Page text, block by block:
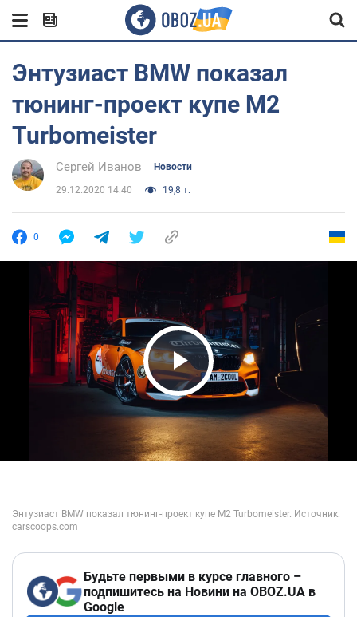
Энтузиаст BMW показал
тюнинг-проект купе М2
Turbomeister
Сергей Иванов Новости
29.12.2020 14:40 19,8 т.
0
Play Video
Будьте первыми в курсе главного –
подпишитесь на Новини на OBOZ.UA в
Google